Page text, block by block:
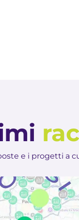
e i progetti a